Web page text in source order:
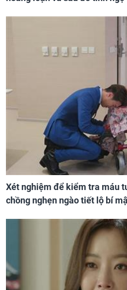
Xét nghiệm để kiểm tra máu
chồng nghẹn ngào tiết lộ bí